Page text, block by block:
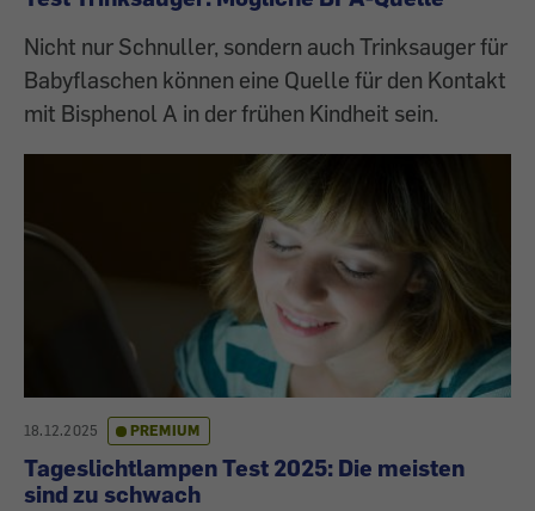
Nicht nur Schnuller, sondern auch Trinksauger für
Babyflaschen können eine Quelle für den Kontakt
mit Bisphenol A in der frühen Kindheit sein.
18.12.2025 PREMIUM
Tageslichtlampen Test 2025: Die meisten
sind zu schwach